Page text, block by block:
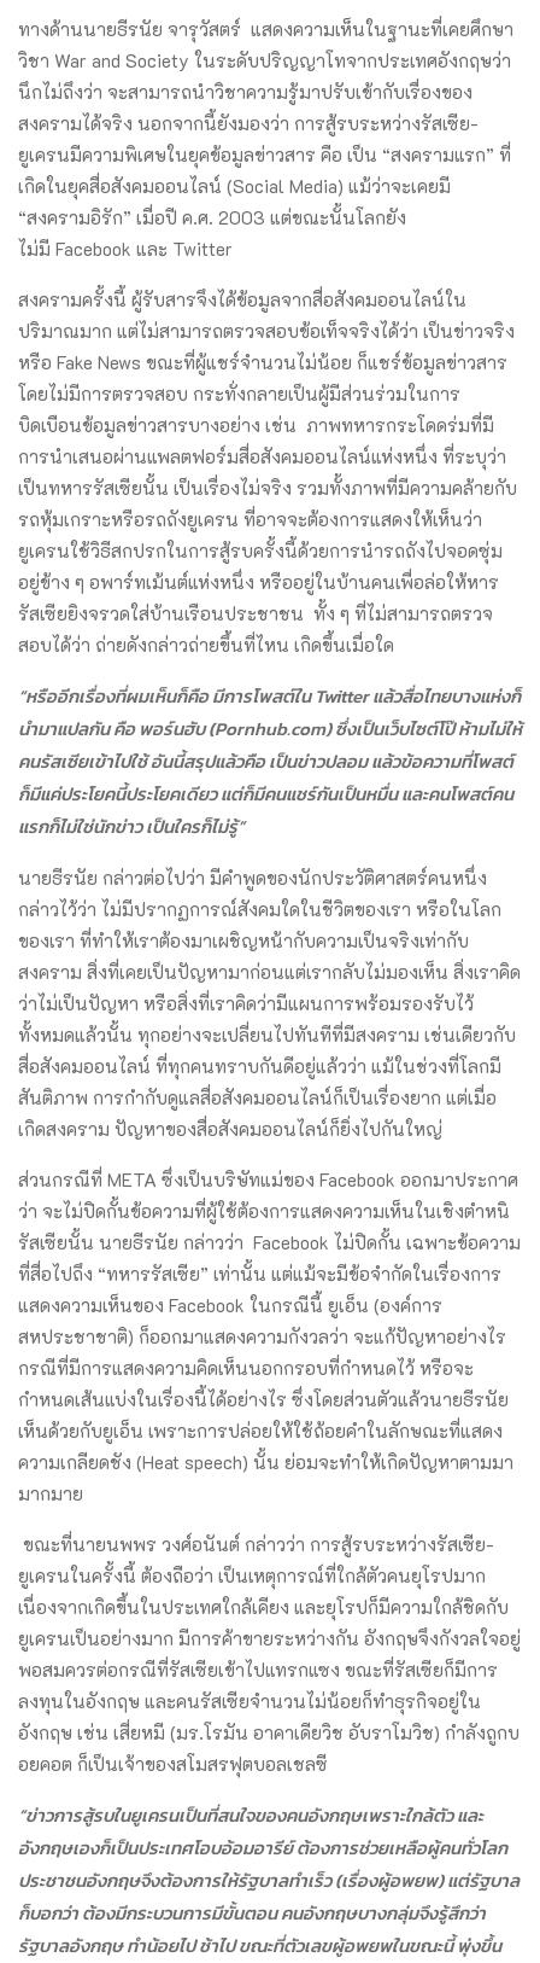
ทางด้านนายธีรนัย จารุวัสตร์ แสดงความเห็นในฐานะที่เคยศึกษา
วิชา War and Society ในระดับปริญญาโทจากประเทศอังกฤษว่า
นึกไม่ถึงว่า จะสามารถนำวิชาความรู้มาปรับเข้ากับเรื่องของ
สงครามได้จริง นอกจากนี้ยังมองว่า การสู้รบระหว่างรัสเซีย-
ยูเครนมีความพิเศษในยุคข้อมูลข่าวสาร คือ เป็น “สงครามแรก” ที่
เกิดในยุคสื่อสังคมออนไลน์ (Social Media) แม้ว่าจะเคยมี
“สงครามอิรัก” เมื่อปี ค.ศ. 2003 แต่ขณะนั้นโลกยัง
ไม่มี Facebook และ Twitter
สงครามครั้งนี้ ผู้รับสารจึงได้ข้อมูลจากสื่อสังคมออนไลน์ใน
ปริมาณมาก แต่ไม่สามารถตรวจสอบข้อเท็จจริงได้ว่า เป็นข่าวจริง
หรือ Fake News ขณะที่ผู้แชร์จำนวนไม่น้อย ก็แชร์ข้อมูลข่าวสาร
โดยไม่มีการตรวจสอบ กระทั่งกลายเป็นผู้มีส่วนร่วมในการ
บิดเบือนข้อมูลข่าวสารบางอย่าง เช่น ภาพทหารกระโดดร่มที่มี
การนำเสนอผ่านแพลตฟอร์มสื่อสังคมออนไลน์แห่งหนึ่ง ที่ระบุว่า
เป็นทหารรัสเซียนั้น เป็นเรื่องไม่จริง รวมทั้งภาพที่มีความคล้ายกับ
รถหุ้มเกราะหรือรถถังยูเครน ที่อาจจะต้องการแสดงให้เห็นว่า
ยูเครนใช้วิธีสกปรกในการสู้รบครั้งนี้ด้วยการนำรถถังไปจอดซุ่ม
อยู่ข้าง ๆ อพาร์ทเม้นต์แห่งหนึ่ง หรืออยู่ในบ้านคนเพื่อล่อให้หาร
รัสเซียยิงจรวดใส่บ้านเรือนประชาชน ทั้ง ๆ ที่ไม่สามารถตรวจ
สอบได้ว่า ถ่ายดังกล่าวถ่ายขึ้นที่ไหน เกิดขึ้นเมื่อใด
“หรืออีกเรื่องที่ผมเห็นก็คือ มีการโพสต์ในTwitter แล้วสื่อไทยบางแห่งก็
นำมาแปลกัน คือ พอร์นฮับ (Pornhub.com) ซึ่งเป็นเว็บไซต์โป๊ ห้ามไม่ให้
คนรัสเซียเข้าไปใช้ อันนี้สรุปแล้วคือ เป็นข่าวปลอม แล้วข้อความที่โพสต์
ก็มีแค่ประโยคนี้ประโยคเดียว แต่ก็มีคนแชร์กันเป็นหมื่น และคนโพสต์คน
แรกก็ไม่ใช่นักข่าว เป็นใครก็ไม่รู้”
นายธีรนัย กล่าวต่อไปว่า มีคำพูดของนักประวัติศาสตร์คนหนึ่ง
กล่าวไว้ว่า ไม่มีปรากฏการณ์สังคมใดในชีวิตของเรา หรือในโลก
ของเรา ที่ทำให้เราต้องมาเผชิญหน้ากับความเป็นจริงเท่ากับ
สงคราม สิ่งที่เคยเป็นปัญหามาก่อนแต่เรากลับไม่มองเห็น สิ่งเราคิด
ว่าไม่เป็นปัญหา หรือสิ่งที่เราคิดว่ามีแผนการพร้อมรองรับไว้
ทั้งหมดแล้วนั้น ทุกอย่างจะเปลี่ยนไปทันทีที่มีสงคราม เช่นเดียวกับ
สื่อสังคมออนไลน์ ที่ทุกคนทราบกันดีอยู่แล้วว่า แม้ในช่วงที่โลกมี
สันติภาพ การกำกับดูแลสื่อสังคมออนไลน์ก็เป็นเรื่องยาก แต่เมื่อ
เกิดสงคราม ปัญหาของสื่อสังคมออนไลน์ก็ยิ่งไปกันใหญ่
ส่วนกรณีที่ META ซึ่งเป็นบริษัทแม่ของ Facebook ออกมาประกาศ
ว่า จะไม่ปิดกั้นข้อความที่ผู้ใช้ต้องการแสดงความเห็นในเชิงตำหนิ
รัสเซียนั้น นายธีรนัย กล่าวว่า Facebook ไม่ปิดกั้น เฉพาะข้อความ
ที่สื่อไปถึง “ทหารรัสเซีย” เท่านั้น แต่แม้จะมีข้อจำกัดในเรื่องการ
แสดงความเห็นของ Facebook ในกรณีนี้ ยูเอ็น (องค์การ
สหประชาชาติ) ก็ออกมาแสดงความกังวลว่า จะแก้ปัญหาอย่างไร
กรณีที่มีการแสดงความคิดเห็นนอกกรอบที่กำหนดไว้ หรือจะ
กำหนดเส้นแบ่งในเรื่องนี้ได้อย่างไร ซึ่งโดยส่วนตัวแล้วนายธีรนัย
เห็นด้วยกับยูเอ็น เพราะการปล่อยให้ใช้ถ้อยคำในลักษณะที่แสดง
ความเกลียดชัง (Heat speech) นั้น ย่อมจะทำให้เกิดปัญหาตามมา
มากมาย
ขณะที่นายนพพร วงศ์อนันต์ กล่าวว่า การสู้รบระหว่างรัสเซีย-
ยูเครนในครั้งนี้ ต้องถือว่า เป็นเหตุการณ์ที่ใกล้ตัวคนยุโรปมาก
เนื่องจากเกิดขึ้นในประเทศใกล้เคียง และยุโรปก็มีความใกล้ชิดกับ
ยูเครนเป็นอย่างมาก มีการค้าขายระหว่างกัน อังกฤษจึงกังวลใจอยู่
พอสมควรต่อกรณีที่รัสเซียเข้าไปแทรกแซง ขณะที่รัสเซียก็มีการ
ลงทุนในอังกฤษ และคนรัสเซียจำนวนไม่น้อยก็ทำธุรกิจอยู่ใน
อังกฤษ เช่น เสี่ยหมี (มร.โรมัน อาคาเดียวิช อับราโมวิช) กำลังถูกบ
อยคอต ก็เป็นเจ้าของสโมสรฟุตบอลเชลซี
“ข่าวการสู้รบในยูเครนเป็นที่สนใจของคนอังกฤษเพราะใกล้ตัว และ
อังกฤษเองก็เป็นประเทศโอบอ้อมอารีย์ ต้องการช่วยเหลือผู้คนทั่วโลก
ประชาชนอังกฤษจึงต้องการให้รัฐบาลทำเร็ว (เรื่องผู้อพยพ) แต่รัฐบาล
ก็บอกว่า ต้องมีกระบวนการมีขั้นตอน คนอังกฤษบางกลุ่มจึงรู้สึกว่า
รัฐบาลอังกฤษ ทำน้อยไป ช้าไป ขณะที่ตัวเลขผู้อพยพในขณะนี้ พุ่งขึ้น